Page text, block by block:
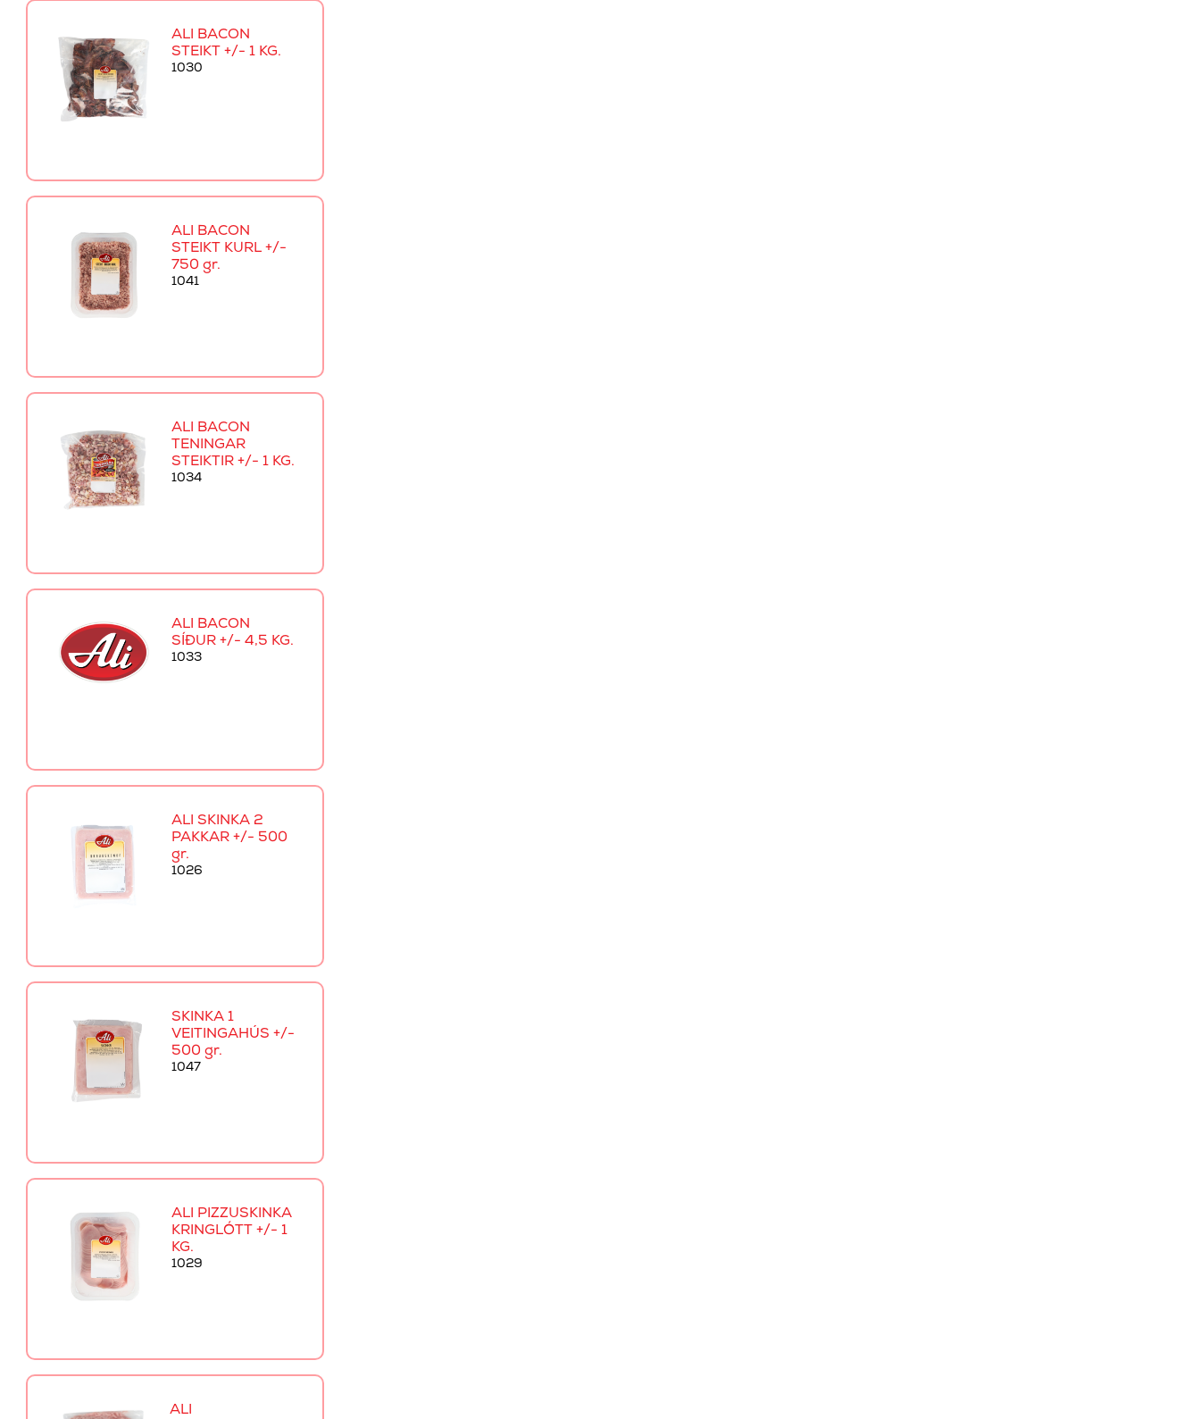
ALI BACON
STEIKT +/- 1 KG.
1030
ALI BACON
STEIKT KURL +/-
750 gr.
1041
ALI BACON
TENINGAR
STEIKTIR +/- 1 KG.
1034
ALI BACON
SÍÐUR +/- 4,5 KG.
1033
ALI SKINKA 2
PAKKAR +/- 500
gr.
1026
SKINKA 1
VEITINGAHÚS +/-
500 gr.
1047
ALI PIZZUSKINKA
KRINGLÓTT +/- 1
KG.
1029
ALI